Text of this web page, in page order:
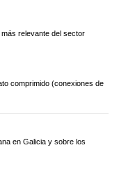
relevante del sector
comprimido (conexiones de
en Galicia y sobre los